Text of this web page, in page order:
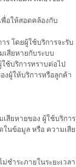
พื่อให้สอดคล้องกับ
ร โดยผู้ใช้บริการจะรับ
เสียหายกับระบบ
ช้บริการทราบต่อไป
ผู้ให้บริการหรือลูกค้า
สียหายของ ผู้ใช้บริการ
นข้อมูล หรือ ความเสีย
ชำระภายในระยะเวลา